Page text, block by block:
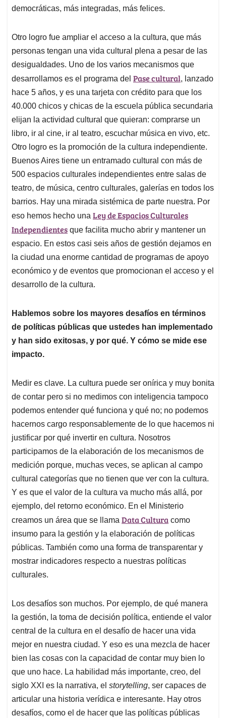
democráticas, más integradas, más felices.
Otro logro fue ampliar el acceso a la cultura, que más
personas tengan una vida cultural plena a pesar de las
desigualdades. Uno de los varios mecanismos que
desarrollamos es el programa del Pase cultural, lanzado
hace 5 años, y es una tarjeta con crédito para que los
40.000 chicos y chicas de la escuela pública secundaria
elijan la actividad cultural que quieran: comprarse un
libro, ir al cine, ir al teatro, escuchar música en vivo, etc.
Otro logro es la promoción de la cultura independiente.
Buenos Aires tiene un entramado cultural con más de
500 espacios culturales independientes entre salas de
teatro, de música, centro culturales, galerías en todos los
barrios. Hay una mirada sistémica de parte nuestra. Por
eso hemos hecho una Ley de Espacios Culturales
Independientes que facilita mucho abrir y mantener un
espacio. En estos casi seis años de gestión dejamos en
la ciudad una enorme cantidad de programas de apoyo
económico y de eventos que promocionan el acceso y el
desarrollo de la cultura.
Hablemos sobre los mayores desafíos en términos
de políticas públicas que ustedes han implementado
y han sido exitosas, y por qué. Y cómo se mide ese
impacto.
Medir es clave. La cultura puede ser onírica y muy bonita
de contar pero si no medimos con inteligencia tampoco
podemos entender qué funciona y qué no; no podemos
hacernos cargo responsablemente de lo que hacemos ni
justificar por qué invertir en cultura. Nosotros
participamos de la elaboración de los mecanismos de
medición porque, muchas veces, se aplican al campo
cultural categorías que no tienen que ver con la cultura.
Y es que el valor de la cultura va mucho más allá, por
ejemplo, del retorno económico. En el Ministerio
creamos un área que se llama Data Cultura como
insumo para la gestión y la elaboración de políticas
públicas. También como una forma de transparentar y
mostrar indicadores respecto a nuestras políticas
culturales.
Los desafíos son muchos. Por ejemplo, de qué manera
la gestión, la toma de decisión política, entiende el valor
central de la cultura en el desafío de hacer una vida
mejor en nuestra ciudad. Y eso es una mezcla de hacer
bien las cosas con la capacidad de contar muy bien lo
que uno hace. La habilidad más importante, creo, del
siglo XXI es la narrativa, el storytelling, ser capaces de
articular una historia verídica e interesante. Hay otros
desafíos, como el de hacer que las políticas públicas